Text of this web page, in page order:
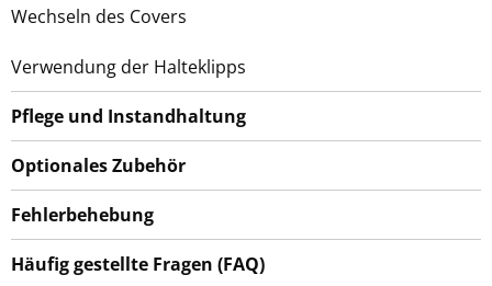
Wechseln des Covers
Verwendung der Halteklipps
Pflege und Instandhaltung
Optionales Zubehör
Fehlerbehebung
Häufig gestellte Fragen (FAQ)